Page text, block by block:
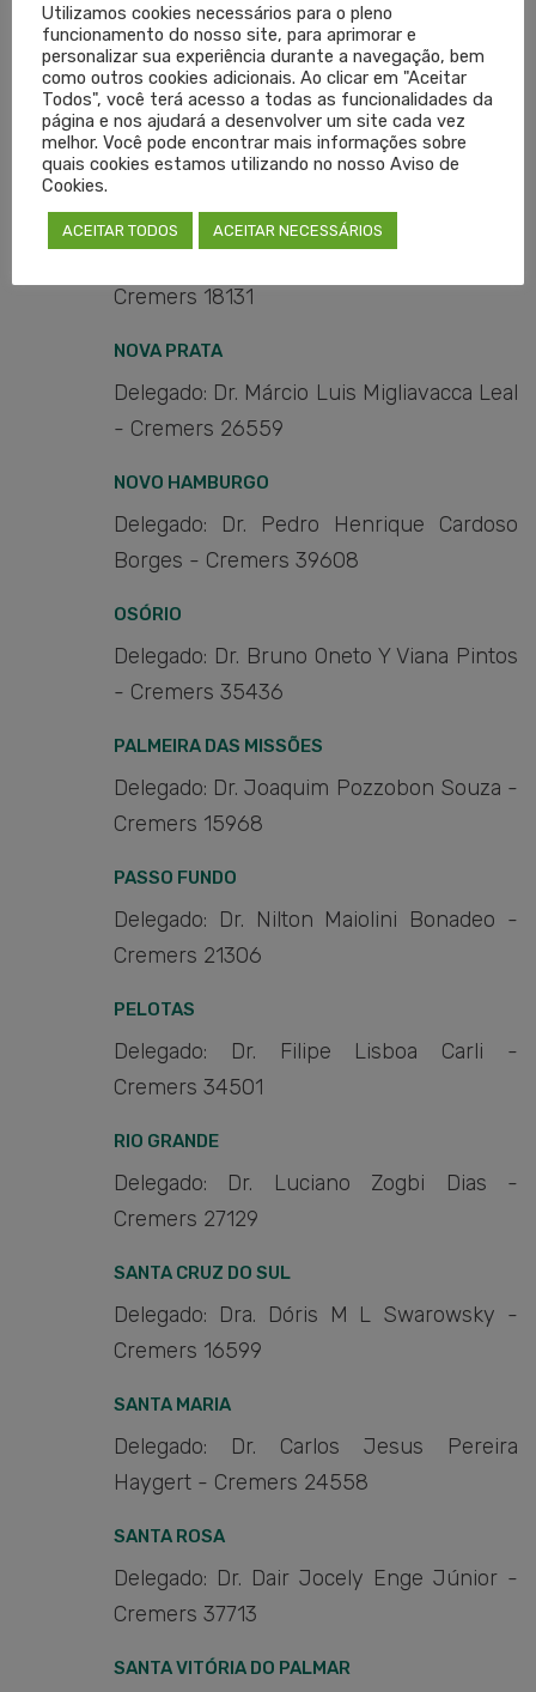
- Cremers 10458
MARAU
Delegado: Dr. Marcio Bergonsi Turra -
Cremers 18509
MONTENEGRO
Cremers 18131
NOVA PRATA
Delegado: Dr. Márcio Luis Migliavacca Leal
- Cremers 26559
NOVO HAMBURGO
Delegado: Dr. Pedro Henrique Cardoso
Borges - Cremers 39608
OSÓRIO
Delegado: Dr. Bruno Oneto Y Viana Pintos
- Cremers 35436
PALMEIRA DAS MISSÕES
Delegado: Dr. Joaquim Pozzobon Souza -
Cremers 15968
PASSO FUNDO
Delegado: Dr. Nilton Maiolini Bonadeo -
Cremers 21306
PELOTAS
Delegado: Dr. Filipe Lisboa Carli -
Cremers 34501
RIO GRANDE
Delegado: Dr. Luciano Zogbi Dias -
Cremers 27129
SANTA CRUZ DO SUL
Delegado: Dra. Dóris M L Swarowsky -
Cremers 16599
SANTA MARIA
Delegado: Dr. Carlos Jesus Pereira
Haygert - Cremers 24558
SANTA ROSA
Delegado: Dr. Dair Jocely Enge Júnior -
Cremers 37713
SANTA VITÓRIA DO PALMAR
Utilizamos cookies necessários para o pleno
funcionamento do nosso site, para aprimorar e
personalizar sua experiência durante a navegação, bem
como outros cookies adicionais. Ao clicar em "Aceitar
Todos", você terá acesso a todas as funcionalidades da
página e nos ajudará a desenvolver um site cada vez
melhor. Você pode encontrar mais informações sobre
quais cookies estamos utilizando no nosso Aviso de
Cookies.
ACEITAR TODOS ACEITAR NECESSÁRIOS